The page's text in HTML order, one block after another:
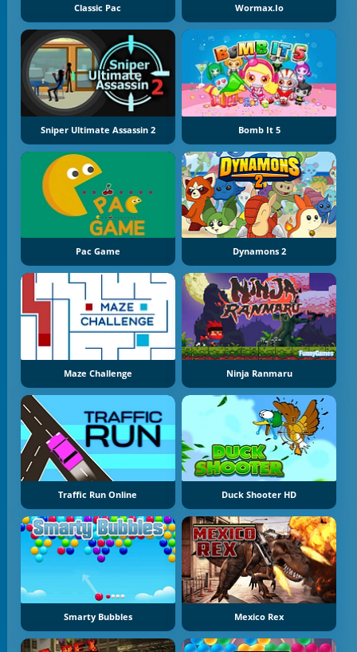
Classic Pac Wormax.io
Sniper Ultimate Assassin 2 Bomb It 5
Pac Game Dynamons 2
Maze Challenge Ninja Ranmaru
Traffic Run Online Duck Shooter HD
Smarty Bubbles Mexico Rex